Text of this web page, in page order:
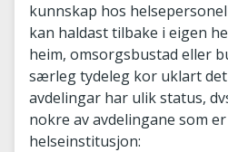
kunnskap hos
kan haldast tilbake i eigen
heim, omsorgsbustad eller
særleg tydeleg kor uklart
avdelingar har ulik status,
nokre av avdelingane som
helseinstitusjon: